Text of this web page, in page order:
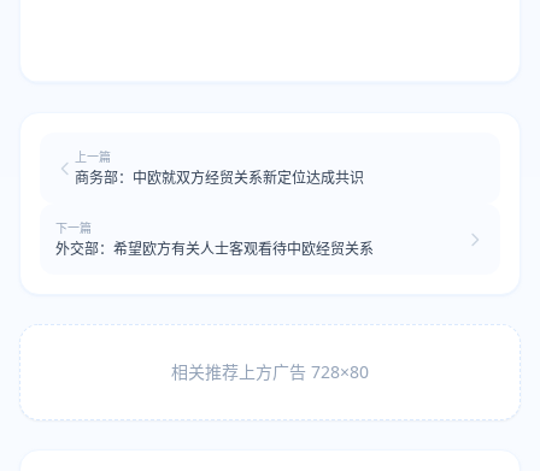
上一篇
商务部：中欧就双方经贸关系新定位达成共识
下一篇
外交部：希望欧方有关人士客观看待中欧经贸关系
相关推荐上方广告 728×80